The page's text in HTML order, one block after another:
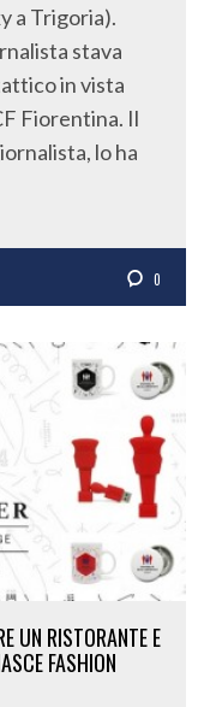
a Trigoria).
stava
in vista
Fiorentina. Il
lo ha
0
UN RISTORANTE E
FASHION